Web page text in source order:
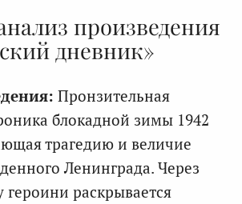
произведения
дневник»
Пронзительная
блокадной зимы 1942
трагедию и величие
Ленинграда. Через
раскрывается